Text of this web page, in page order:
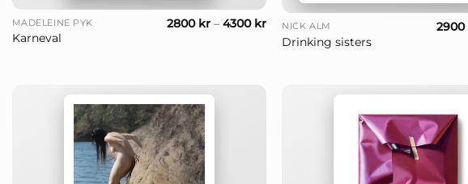
MADELEINE PYK
Karneval
2800 kr– 4300 kr NICK ALM
Drinking sisters
2900